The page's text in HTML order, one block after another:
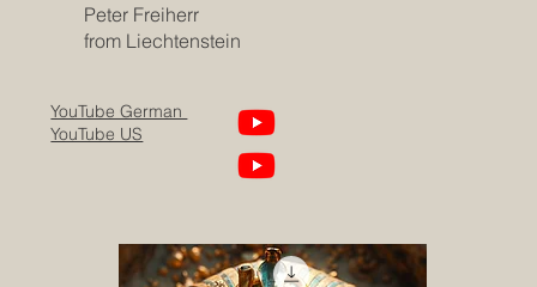
Peter Freiherr
from Liechtenstein
YouTube German
YouTube US